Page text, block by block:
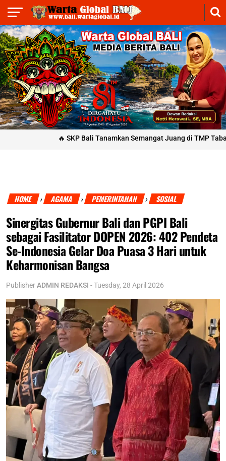
SKP Bali Tanamkan Semangat Juang di TMP Tabanan:
HOME › AGAMA › PEMERINTAHAN › SOSIAL
Sinergitas Gubernur Bali dan PGPI Bali
sebagai Fasilitator DOPEN 2026: 402 Pendeta
Se-Indonesia Gelar Doa Puasa 3 Hari untuk
Keharmonisan Bangsa
PublisherADMIN REDAKSI -Tuesday, 28 April 2026